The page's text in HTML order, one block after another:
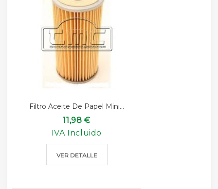
Filtro Aceite De Papel Mini...
11,98 €
IVA Incluido
VER DETALLE